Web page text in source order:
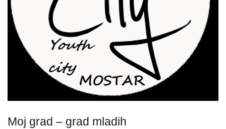
Moj grad – grad mladih